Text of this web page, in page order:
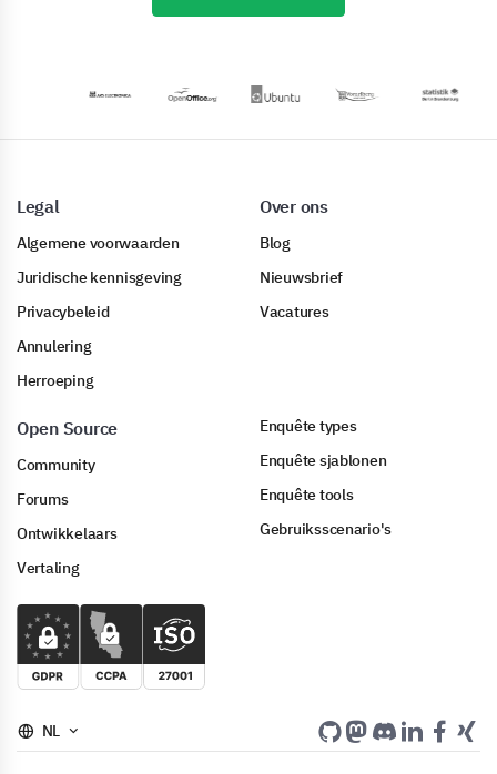
Legal
Algemene voorwaarden
Juridische kennisgeving
Privacybeleid
Annulering
Herroeping
Over ons
Blog
Nieuwsbrief
Vacatures
Open Source
Community
Forums
Ontwikkelaars
Vertaling
Enquête types
Enquête sjablonen
Enquête tools
Gebruiksscenario's
NL